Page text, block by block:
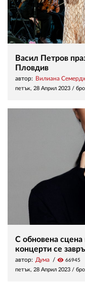
Васил Петров
Пловдив
автор: Вилиана
петък, 28 Април 2023 /
С обновенa сцена
концерти се
автор: Дума visibility 66945
петък, 28 Април 2023 /